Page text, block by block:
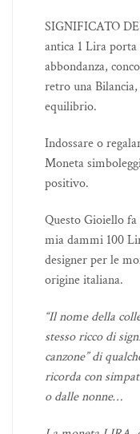
SIGNIFICATO
antica 1 Lira
abbondanza,
retro una
equilibrio.
Indossare o
Moneta
positivo.
Questo Gioiello
mia dammi 100
designer per le
origine italiana.
“Il nome della
stesso ricco di
canzone” di
ricorda con
o dalle nonne…